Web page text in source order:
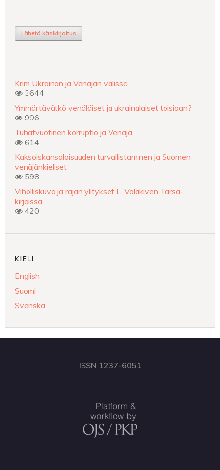
Lähetä käsikirjoitus
Krim Ukrainan ja Venäjän välissä
3644
Ymmärtävätkö venäläiset ja ukrainalaiset toisiaan?
996
Tuhatvuotinen korruptio ja Venäjä
614
Kaksoiskansalaisuuden turvallistaminen ja Suomen
venäjänkieliset
598
Viholliskuva ja rajan ylitykset L. Valakiven Tarsa-
kirjoissa
420
KIELI
English
Suomi
Svenska
ISSN 1237-6051